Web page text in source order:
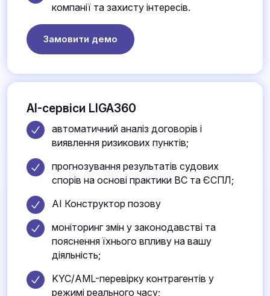
компанії та захисту інтересів.
Замовити демо
AI-сервіси LIGA360
автоматичний аналіз договорів і
виявлення ризикових пунктів;
прогнозування результатів судових
спорів на основі практики ВС та ЄСПЛ;
AI Конструктор позову
моніторинг змін у законодавстві та
пояснення їхнього впливу на вашу
діяльність;
KYC/AML-перевірку контрагентів у
режимі реального часу;